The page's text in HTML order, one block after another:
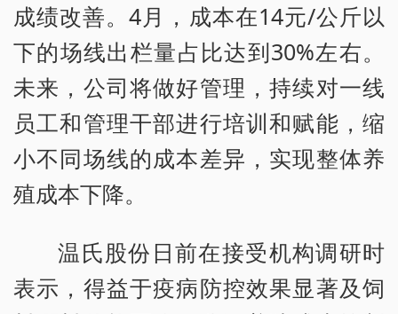
成绩改善。4月，成本在14元/公斤以
下的场线出栏量占比达到30%左右。
未来，公司将做好管理，持续对一线
员工和管理干部进行培训和赋能，缩
小不同场线的成本差异，实现整体养
殖成本下降。
温氏股份日前在接受机构调研时
表示，得益于疫病防控效果显著及饲